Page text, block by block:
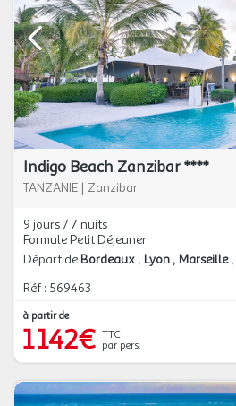
Indigo Beach Zanzibar ****
TANZANIE | Zanzibar
9 jours / 7 nuits
Formule Petit Déjeuner
Départ de Bordeaux Lyon Marseille
Réf : 569463
à partir de
1 142€ TTC
par pers.